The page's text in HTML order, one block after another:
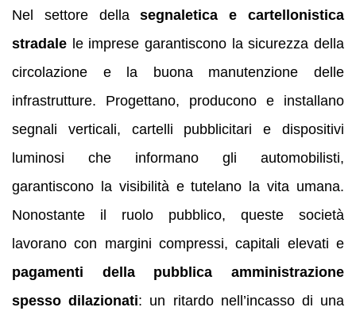
Nel settore dellasegnaletica e cartellonistica
stradale le imprese garantiscono la sicurezza della
circolazione e la buona manutenzione delle
infrastrutture. Progettano, producono e installano
segnali verticali, cartelli pubblicitari e dispositivi
luminosi che informano gli automobilisti,
garantiscono la visibilità e tutelano la vita umana.
Nonostante il ruolo pubblico, queste società
lavorano con margini compressi, capitali elevati e
pagamenti della pubblica amministrazione
spesso dilazionati: un ritardo nell’incasso di una